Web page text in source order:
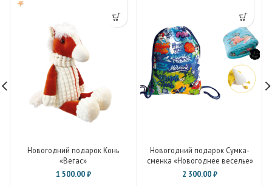
Новогодний подарок Конь
«Вегас»
1 500.00₽
Новогодний подарок Сумка-
сменка «Новогоднее веселье»
2 300.00₽